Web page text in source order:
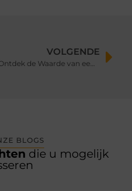
VOLGENDE
Ontdek de Waarde van een Makelaar in Delft voor Uw Vastgoedavontuur
BLOGS
die u mogelijk